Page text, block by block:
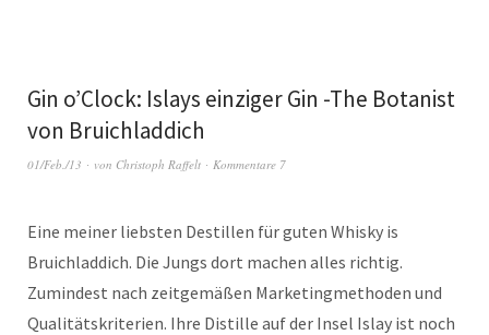
Gin o’Clock: Islays einziger Gin -The Botanist
von Bruichladdich
01/Feb./13 von Christoph Raffelt Kommentare 7
Eine meiner liebsten Destillen für guten Whisky is
Bruichladdich. Die Jungs dort machen alles richtig.
Zumindest nach zeitgemäßen Marketingmethoden und
Qualitätskriterien. Ihre Distille auf der Insel Islay ist noch